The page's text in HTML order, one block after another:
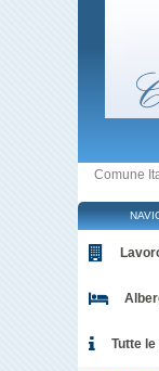
Comune
Tutte le